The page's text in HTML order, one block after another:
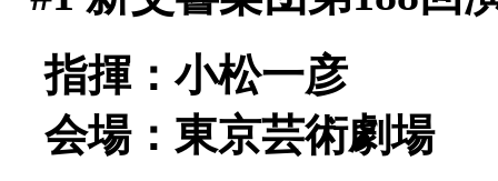
指揮：小松一彦
会場：東京芸術劇場